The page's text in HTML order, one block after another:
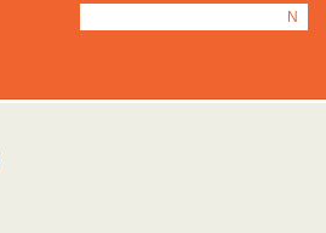
N